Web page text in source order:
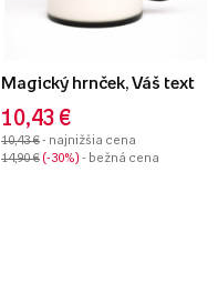
Magický hrnček, Váš text
10,43 €
10,43 €- najnižšia cena
14,90 € -30% - bežná cena